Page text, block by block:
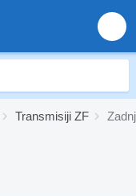
Transmisiji ZF